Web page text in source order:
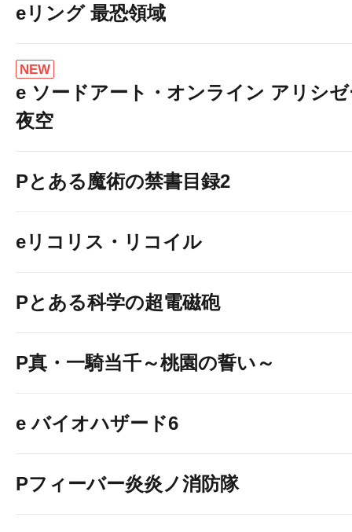
eリング 最恐領域
NEW
e ソードアート・オンライン アリシ
夜空
Pとある魔術の禁書目録2
eリコリス・リコイル
Pとある科学の超電磁砲
P真・一騎当千～桃園の誓い～
e バイオハザード6
Pフィーバー炎炎ノ消防隊